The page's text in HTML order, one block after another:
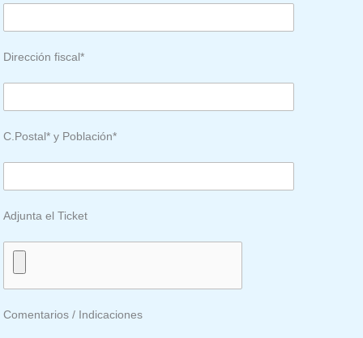
Dirección fiscal*
C.Postal* y Población*
Adjunta el Ticket
Comentarios / Indicaciones